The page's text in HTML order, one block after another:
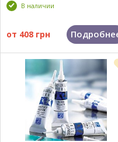
В наличии
от 408 грн